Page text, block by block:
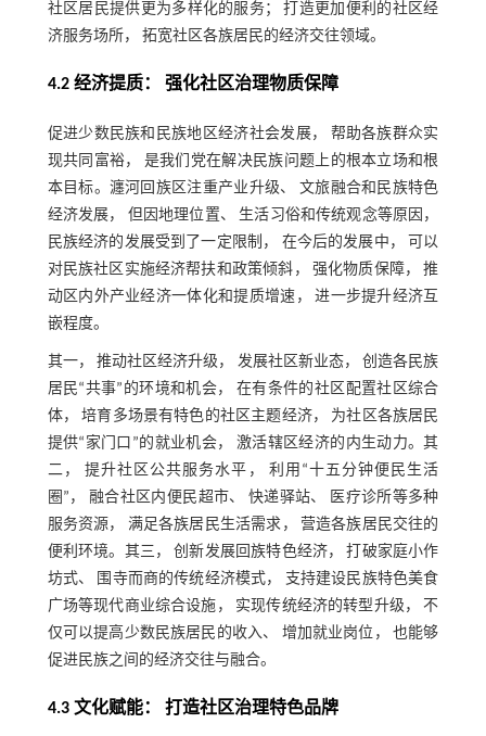
社区居民提供更为多样化的服务； 打造更加便利的社区经
济服务场所， 拓宽社区各族居民的经济交往领域。
4.2 经济提质： 强化社区治理物质保障
促进少数民族和民族地区经济社会发展， 帮助各族群众实
现共同富裕， 是我们党在解决民族问题上的根本立场和根
本目标。瀍河回族区注重产业升级、 文旅融合和民族特色
经济发展， 但因地理位置、 生活习俗和传统观念等原因，
民族经济的发展受到了一定限制， 在今后的发展中， 可以
对民族社区实施经济帮扶和政策倾斜， 强化物质保障， 推
动区内外产业经济一体化和提质增速， 进一步提升经济互
嵌程度。
其一， 推动社区经济升级， 发展社区新业态， 创造各民族
居民“共事”的环境和机会， 在有条件的社区配置社区综合
体， 培育多场景有特色的社区主题经济， 为社区各族居民
提供“家门口”的就业机会， 激活辖区经济的内生动力。其
二， 提升社区公共服务水平， 利用“十五分钟便民生活
圈”， 融合社区内便民超市、 快递驿站、 医疗诊所等多种
服务资源， 满足各族居民生活需求， 营造各族居民交往的
便利环境。其三， 创新发展回族特色经济， 打破家庭小作
坊式、 围寺而商的传统经济模式， 支持建设民族特色美食
广场等现代商业综合设施， 实现传统经济的转型升级， 不
仅可以提高少数民族居民的收入、 增加就业岗位， 也能够
促进民族之间的经济交往与融合。
4.3 文化赋能： 打造社区治理特色品牌